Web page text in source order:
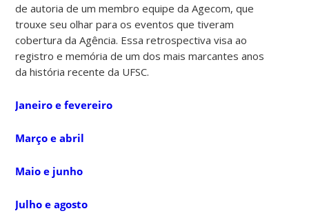
de autoria de um membro equipe da Agecom, que
trouxe seu olhar para os eventos que tiveram
cobertura da Agência. Essa retrospectiva visa ao
registro e memória de um dos mais marcantes anos
da história recente da UFSC.
Janeiro e fevereiro
Março e abril
Maio e junho
Julho e agosto